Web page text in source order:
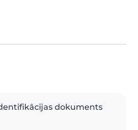
dokuments